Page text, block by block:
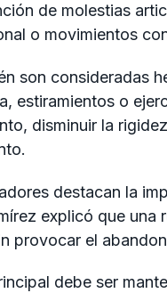
de molestias
o movimientos
son consideradas
estiramientos o
disminuir la
destacan la
explicó que una
provocar el
debe ser